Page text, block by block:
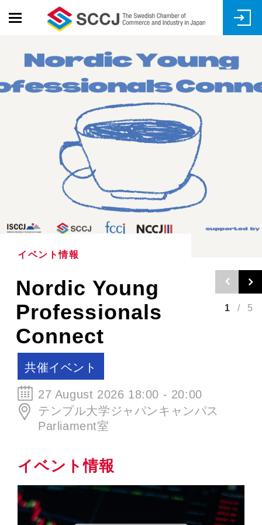
イベント情報
Nordic Young
Professionals
Connect
1 / 5
共催イベント
27 August 2026 18:00 - 20:00
テンプル大学ジャパンキャンパス
Parliament室
イベント情報